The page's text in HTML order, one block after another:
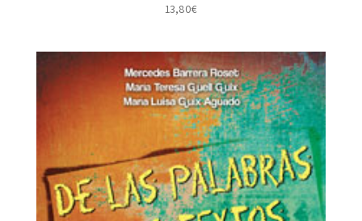
13,80€